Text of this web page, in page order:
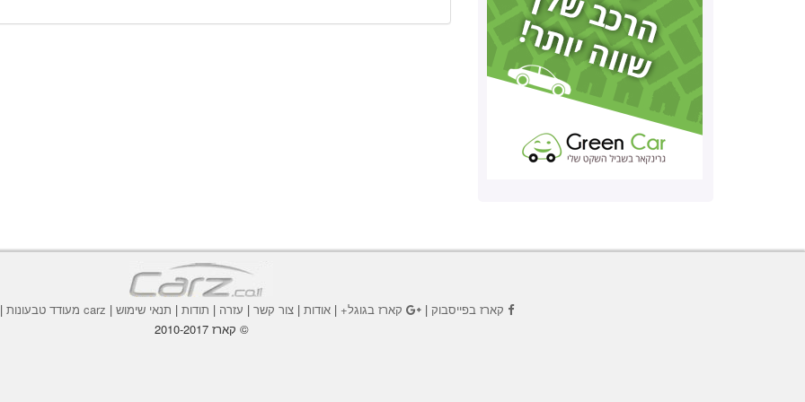
קארז בפייסבוק | קארז בגוגל+ | אודות | צור קשר | עזרה | תודות | תנאי שימוש | carz מעודד טבעונות |
© קארז 2010-2017